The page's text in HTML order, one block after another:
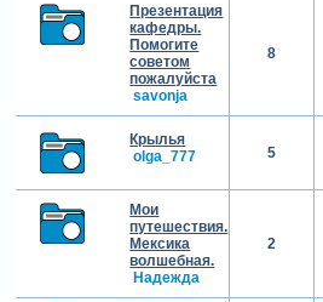
Презентация
кафедры.
Помогите
советом
пожалуйста
savonja
8
Крылья
olga_777
5
Мои
путешествия.
Мексика
волшебная.
Надежда
2